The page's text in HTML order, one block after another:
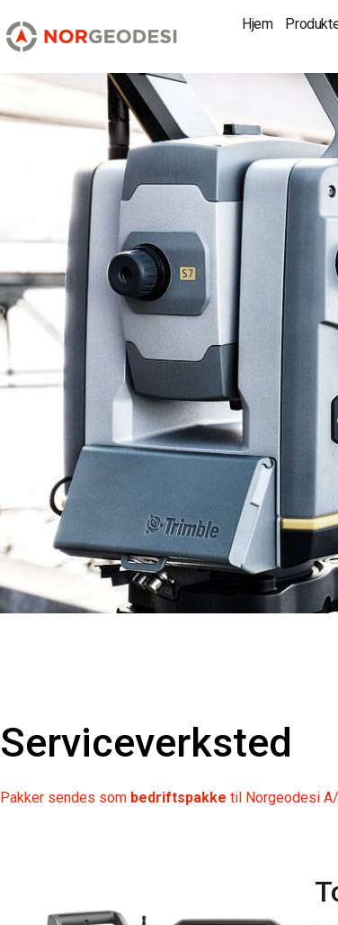
Hjem
Serviceverksted
Pakker sendes som bedriftspakke til Norgeodesi